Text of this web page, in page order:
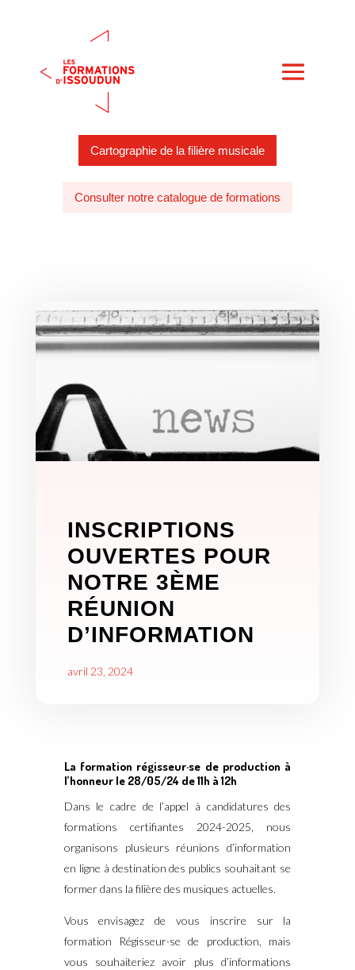
Cartographie de la filière musicale
Consulter notre catalogue de formations
INSCRIPTIONS
OUVERTES POUR
NOTRE 3ÈME
RÉUNION
D’INFORMATION
avril 23, 2024
La formation régisseur·se de production à
l’honneur le 28/05/24 de 11h à 12h
Dans le cadre de l’appel à candidatures des
formations certifiantes 2024-2025, nous
organisons plusieurs réunions d’information
en ligne à destination des publics souhaitant se
former dans la filière des musiques actuelles.
Vous envisagez de vous inscrire sur la
formation Régisseur·se de production, mais
vous souhaiteriez avoir plus d’informations